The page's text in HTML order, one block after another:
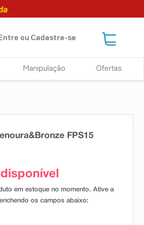
ou Cadastre-se
Manipulação Ofertas
FPS15